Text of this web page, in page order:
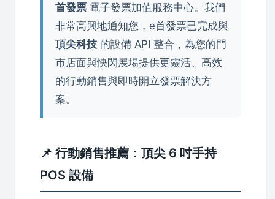
首發票 電子發票加值服務中心。我們
非常高興地通知您，e首發票已完成與
頂尖科技 的設備 API 整合，為您的門
市店面與快閃展場提供更靈活、高效
的行動銷售與即時開立發票解決方
案。
📌 行動銷售推薦：頂尖 6 吋手持
POS 設備